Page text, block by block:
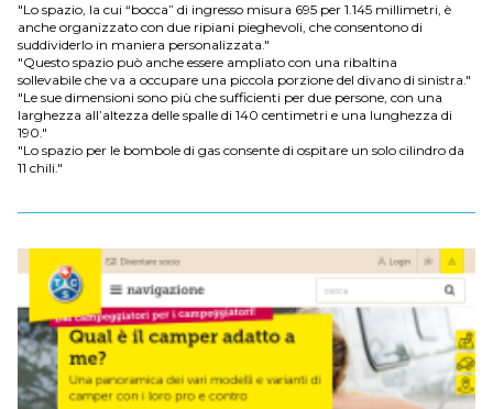
"Lo spazio, la cui “bocca” di ingresso misura 695 per 1.145 millimetri, è
anche organizzato con due ripiani pieghevoli, che consentono di
suddividerlo in maniera personalizzata."
"Questo spazio può anche essere ampliato con una ribaltina
sollevabile che va a occupare una piccola porzione del divano di sinistra."
"Le sue dimensioni sono più che sufficienti per due persone, con una
larghezza all’altezza delle spalle di 140 centimetri e una lunghezza di
190."
"Lo spazio per le bombole di gas consente di ospitare un solo cilindro da
11 chili."